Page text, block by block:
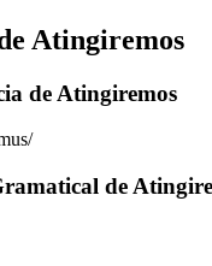
Atingiremos
de Atingiremos
de